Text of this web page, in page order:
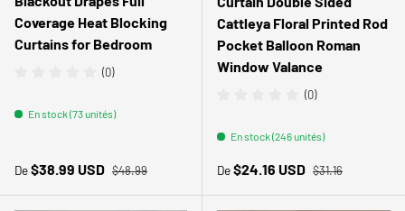
Coverage Heat Blocking
Curtains for Bedroom
(0)
En stock (73 unités)
Prix soldé
De$38.99 USD Prix habituel
$48.99
Cattleya Floral Printed Rod
Pocket Balloon Roman
Window Valance
(0)
En stock (246 unités)
Prix soldé
De$24.16 USD Prix habituel
$31.16